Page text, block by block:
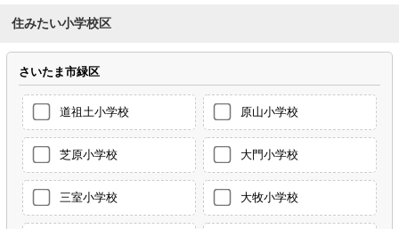
住みたい小学校区
さいたま市緑区
道祖土小学校 原山小学校
芝原小学校 大門小学校
三室小学校 大牧小学校